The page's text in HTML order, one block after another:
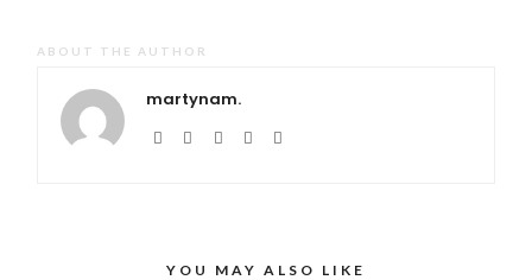
ABOUT THE AUTHOR
martynam.
YOU MAY ALSO LIKE